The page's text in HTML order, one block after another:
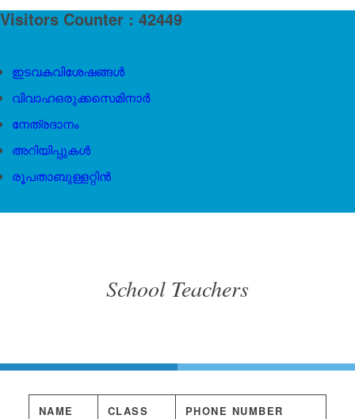
Visitors Counter : 42449
ഇടവകവിശേഷങ്ങൾ
വിവാഹഒരുക്കസെമിനാർ
നേത്രദാനം
അറിയിപ്പുകൾ
രൂപതാബുള്ളറ്റിൻ
School Teachers
NAME CLASS PHONE NUMBER